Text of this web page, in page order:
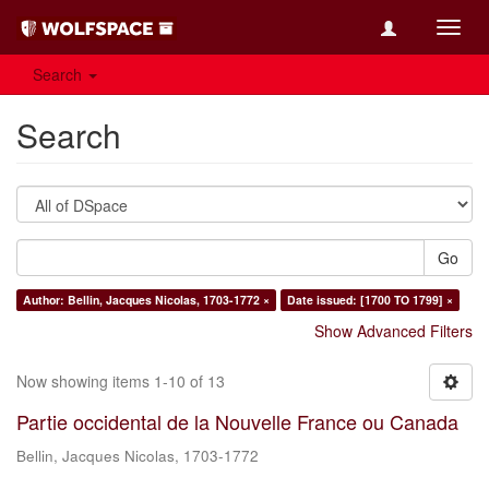
Search
Search
Go
Author: Bellin, Jacques Nicolas, 1703-1772 × Date issued: [1700 TO 1799] ×
Show Advanced Filters
Now showing items 1-10 of 13
Partie occidental de la Nouvelle France ou Canada
Bellin, Jacques Nicolas, 1703-1772